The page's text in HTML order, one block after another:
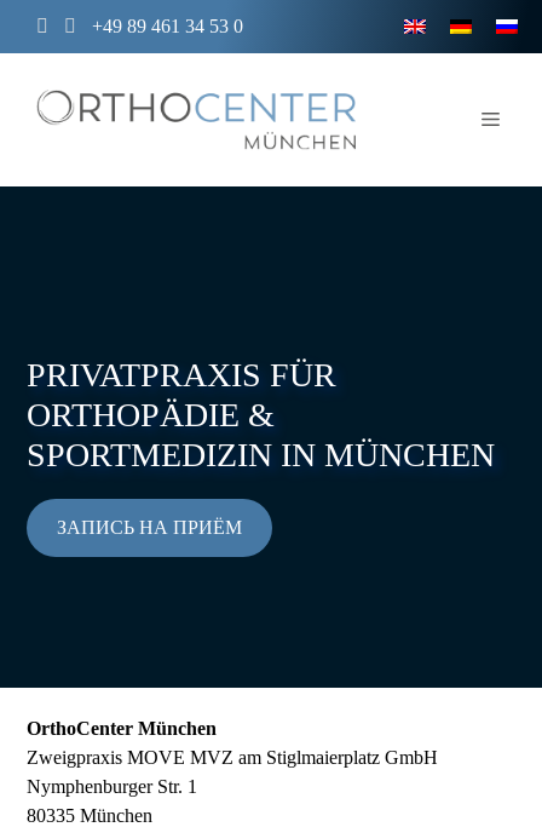
Перейти
+49 89 461 34 53 0
PRIVATPRAXIS FÜR
ORTHOPÄDIE &
SPORTMEDIZIN IN MÜNCHEN
ЗАПИСЬ НА ПРИЁМ
OrthoCenter München
Zweigpraxis MOVE MVZ am Stiglmaierplatz GmbH
Nymphenburger Str. 1
80335 München